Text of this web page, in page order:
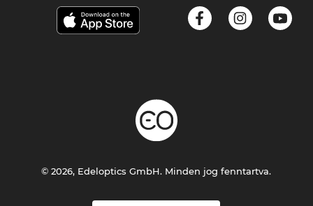
© 2026, Edeloptics GmbH. Minden jog fenntartva.